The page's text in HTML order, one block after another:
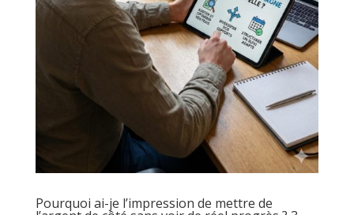
Pourquoi ai-je l’impression de mettre de